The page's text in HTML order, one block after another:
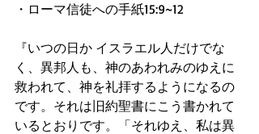
・ローマ信徒への手紙15:9~12
『いつの日か イスラエル人だけでな
く、異邦人も、神のあわれみのゆえに
救われて、神を礼拝するようになるの
です。それは旧約聖書にこう書かれて
いるとおりです。「それゆえ、私は異